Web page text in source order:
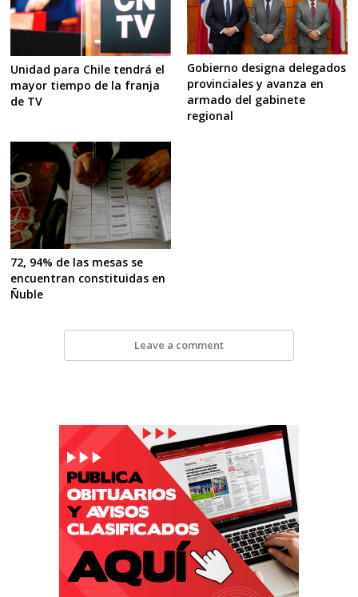
Unidad para Chile tendrá el
mayor tiempo de la franja
de TV
Gobierno designa delegados
provinciales y avanza en
armado del gabinete
regional
72, 94% de las mesas se
encuentran constituidas en
Ñuble
Leave a comment